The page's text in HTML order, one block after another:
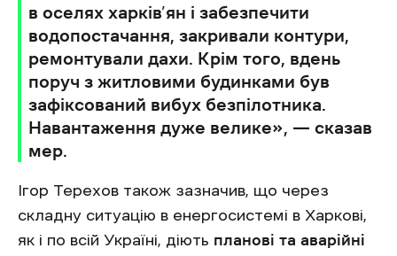
в оселях харків’ян і забезпечити
водопостачання, закривали контури,
ремонтували дахи. Крім того, вдень
поруч з житловими будинками був
зафіксований вибух безпілотника.
Навантаження дуже велике», — сказав
мер.
Ігор Терехов також зазначив, що через
складну ситуацію в енергосистемі в Харкові,
як і по всій Україні, діють планові та аварійні